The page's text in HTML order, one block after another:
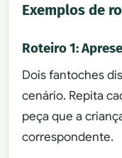
Exemplos de
Roteiro 1:
Dois fantoches
cenário. Repita
peça que a
correspondente.